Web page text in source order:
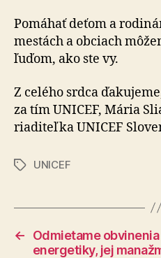
Pomáhať deťom a
mestách a obciach
ľuďom, ako ste vy.
Z celého srdca
za tím UNICEF, Mária
riaditeľka UNICEF
ZnačkyUNICEF
←
Odmietame
energetiky, jej